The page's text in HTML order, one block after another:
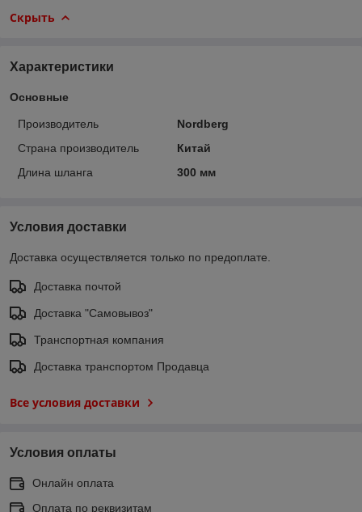
Скрыть
Характеристики
Основные
Производитель
Nordberg
Страна производитель
Китай
Длина шланга
300 мм
Условия доставки
Доставка осуществляется только по предоплате.
Доставка почтой
Доставка "Самовывоз"
Транспортная компания
Доставка транспортом Продавца
Все условия доставки
Условия оплаты
Онлайн оплата
Оплата по реквизитам